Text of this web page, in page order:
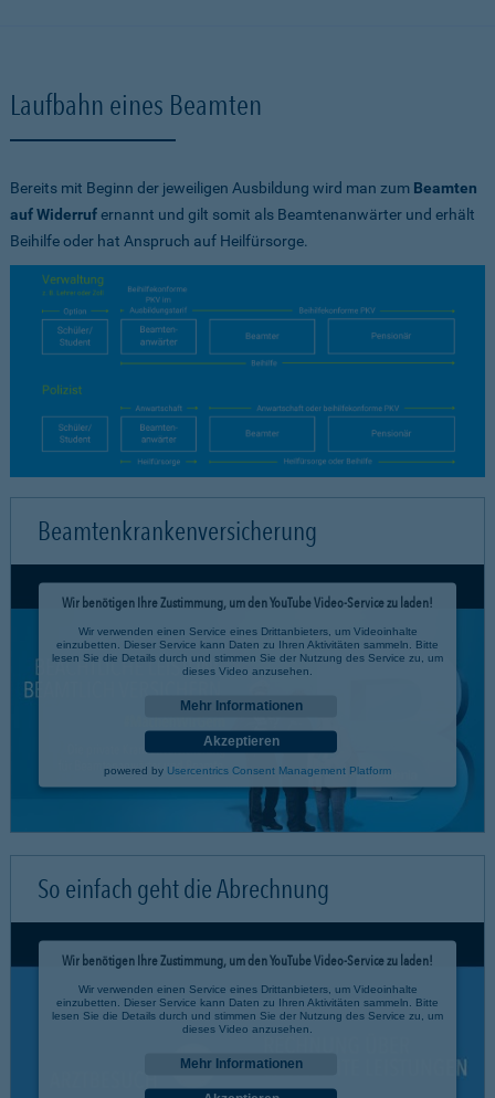
Laufbahn eines Beamten
Bereits mit Beginn der jeweiligen Ausbildung wird man zum Beamten
auf Widerrufernannt und gilt somit als Beamtenanwärter und erhält
Beihilfe oder hat Anspruch auf Heilfürsorge.
Beamtenkrankenversicherung
Wir benötigen Ihre Zustimmung, um den YouTube Video-Service zu laden!
Wir verwenden einen Service eines Drittanbieters, um Videoinhalte
einzubetten. Dieser Service kann Daten zu Ihren Aktivitäten sammeln. Bitte
lesen Sie die Details durch und stimmen Sie der Nutzung des Service zu, um
dieses Video anzusehen.
Mehr Informationen
Akzeptieren
powered by Usercentrics Consent Management Platform
So einfach geht die Abrechnung
Wir benötigen Ihre Zustimmung, um den YouTube Video-Service zu laden!
Wir verwenden einen Service eines Drittanbieters, um Videoinhalte
einzubetten. Dieser Service kann Daten zu Ihren Aktivitäten sammeln. Bitte
lesen Sie die Details durch und stimmen Sie der Nutzung des Service zu, um
dieses Video anzusehen.
Mehr Informationen